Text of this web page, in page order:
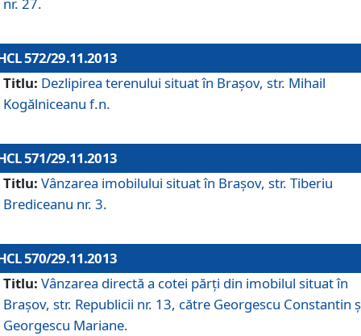
nr. 27.
572/29.11.2013
Titlu: Dezlipirea terenului situat în Braşov, str. Mihail
Kogălniceanu f.n.
571/29.11.2013
Titlu: Vânzarea imobilului situat în Braşov, str. Tiberiu
Brediceanu nr. 3.
570/29.11.2013
Titlu: Vânzarea directă a cotei părţi din imobilul situat în
Braşov, str. Republicii nr. 13, către Georgescu Constantin
Georgescu Mariane.